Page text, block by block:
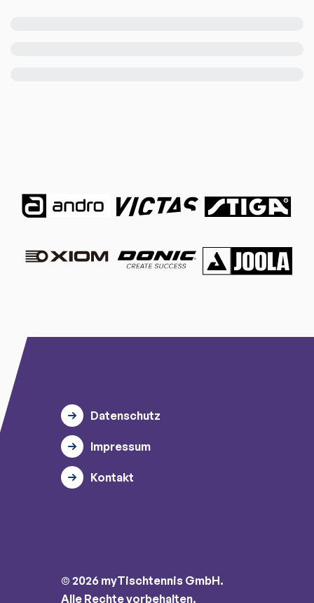
Datenschutz
Impressum
Kontakt
© 2026 myTischtennis GmbH.
Alle Rechte vorbehalten.